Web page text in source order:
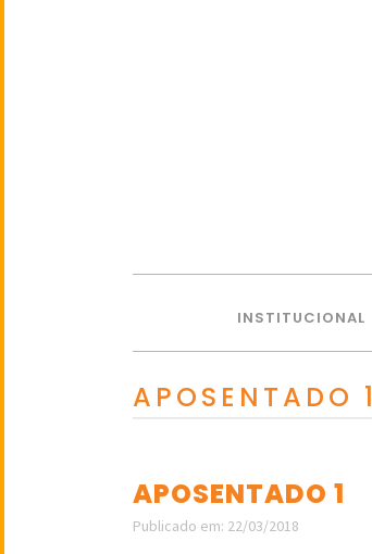
INSTITUCIONAL
APOSENTADO 1
APOSENTADO 1
Publicado em: 22/03/2018